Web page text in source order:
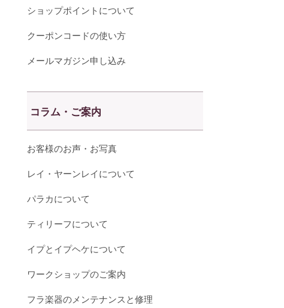
ショップポイントについて
クーポンコードの使い方
メールマガジン申し込み
コラム・ご案内
お客様のお声・お写真
レイ・ヤーンレイについて
パラカについて
ティリーフについて
イプとイプヘケについて
ワークショップのご案内
フラ楽器のメンテナンスと修理